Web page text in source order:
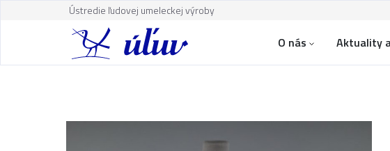
Ústredie ľudovej umeleckej výroby
O nás Aktuality